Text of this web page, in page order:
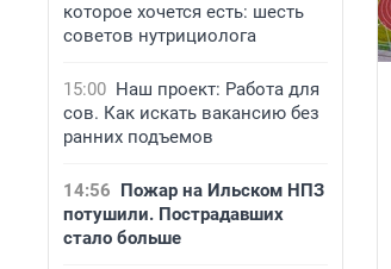
которое хочется есть: шесть
советов нутрициолога
15:00 Наш проект: Работа для
сов. Как искать вакансию без
ранних подъемов
14:56 Пожар на Ильском НПЗ
потушили. Пострадавших
стало больше